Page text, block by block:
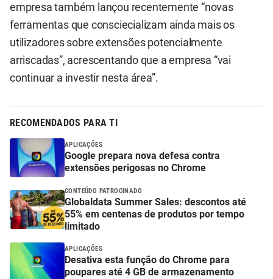
empresa também lançou recentemente “novas
ferramentas que consciecializam ainda mais os
utilizadores sobre extensões potencialmente
arriscadas”, acrescentando que a empresa “vai
continuar a investir nesta área”.
RECOMENDADOS PARA TI
APLICAÇÕES
Google prepara nova defesa contra
extensões perigosas no Chrome
CONTEÚDO PATROCINADO
Globaldata Summer Sales: descontos até
55% em centenas de produtos por tempo
limitado
APLICAÇÕES
Desativa esta função do Chrome para
poupares até 4 GB de armazenamento